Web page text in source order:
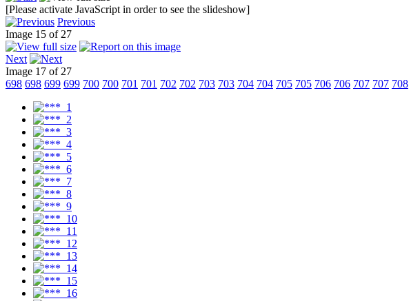
[Please activate JavaScript in order to see the slideshow]
Previous
Image 15 of 27
Next
Image 17 of 27
698 698 699 699 700 700 701 701 702 702 703 703 704 704 705 705 706 706 707 707 708